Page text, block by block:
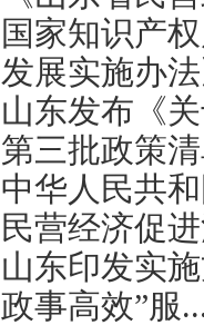
国家知识产
发展实施办
山东发布《
第三批政策
中华人民共
民营经济促
山东印发实
政事高效”服